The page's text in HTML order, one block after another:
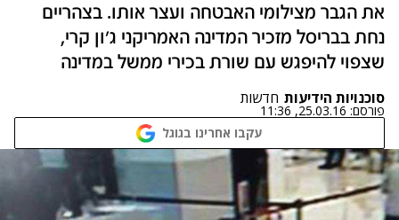
את הגבר מצילומי האבטחה ועצר אותו. בצהריים
נחת בבריסל מזכיר המדינה האמריקני ג'ון קרי,
שצפוי להיפגש עם שורת בכירי ממשל במדינה
סוכנויות הידיעות חדשות
פורסם: 25.03.16, 11:36
עקבו אחרינו בגוגל